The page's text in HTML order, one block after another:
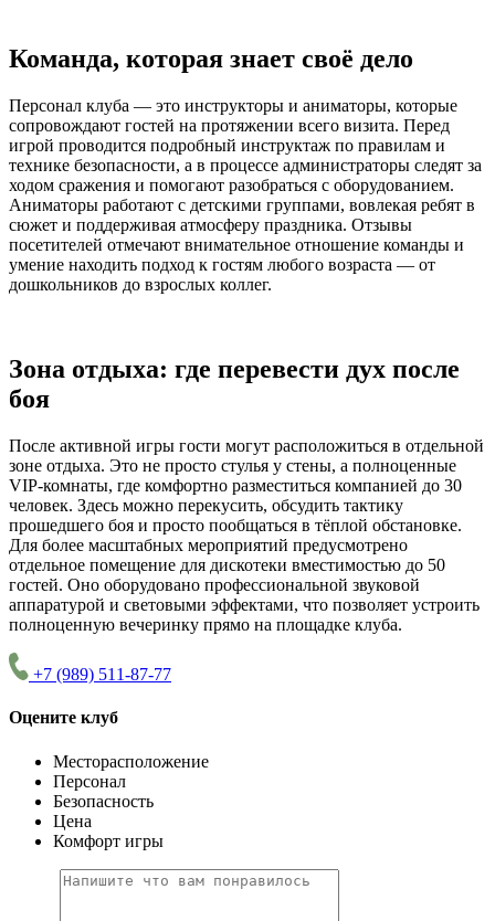
Команда, которая знает своё дело
Персонал клуба — это инструкторы и аниматоры, которые
сопровождают гостей на протяжении всего визита. Перед
игрой проводится подробный инструктаж по правилам и
технике безопасности, а в процессе администраторы следят за
ходом сражения и помогают разобраться с оборудованием.
Аниматоры работают с детскими группами, вовлекая ребят в
сюжет и поддерживая атмосферу праздника. Отзывы
посетителей отмечают внимательное отношение команды и
умение находить подход к гостям любого возраста — от
дошкольников до взрослых коллег.
Зона отдыха: где перевести дух после
боя
После активной игры гости могут расположиться в отдельной
зоне отдыха. Это не просто стулья у стены, а полноценные
VIP-комнаты, где комфортно разместиться компанией до 30
человек. Здесь можно перекусить, обсудить тактику
прошедшего боя и просто пообщаться в тёплой обстановке.
Для более масштабных мероприятий предусмотрено
отдельное помещение для дискотеки вместимостью до 50
гостей. Оно оборудовано профессиональной звуковой
аппаратурой и световыми эффектами, что позволяет устроить
полноценную вечеринку прямо на площадке клуба.
+7 (989) 511-87-77
Оцените клуб
Месторасположение
Персонал
Безопасность
Цена
Комфорт игры